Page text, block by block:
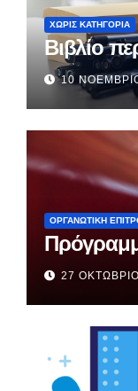
ΧΩΡΊΣ ΚΑΤΗΓΟΡΊΑ
Βιβλίο
10
ΟΡΓΑΝΩΤΙΚΗ
27